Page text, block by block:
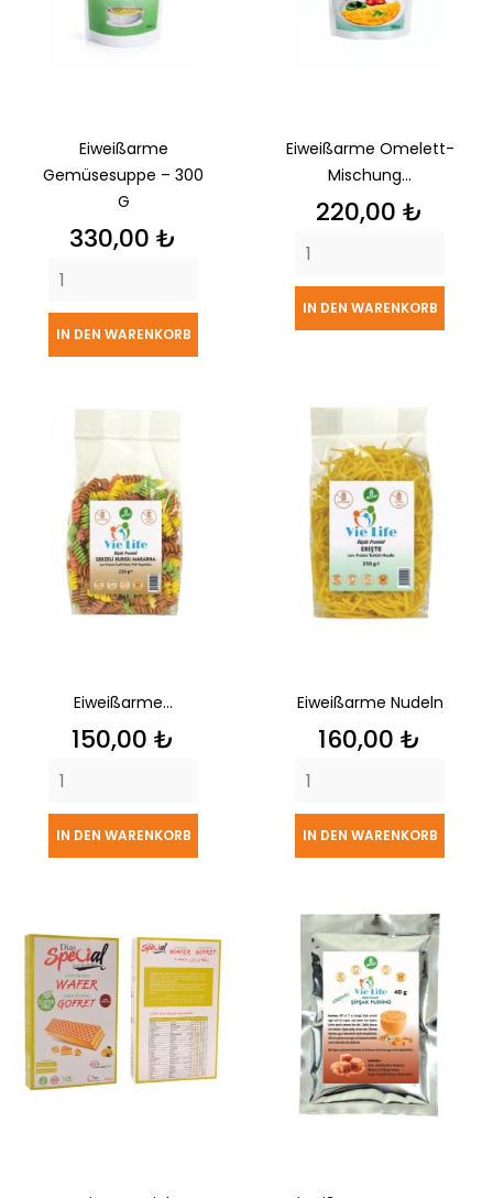
Eiweißarme
Gemüsesuppe – 300
G
Preis
330,00 ₺
IN DEN WARENKORB
Eiweißarme Omelett-
Mischung...
Preis
220,00 ₺
IN DEN WARENKORB
Eiweißarme...
Preis
150,00 ₺
IN DEN WARENKORB
Eiweißarme Nudeln
Preis
160,00 ₺
IN DEN WARENKORB